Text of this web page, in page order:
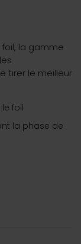
la gamme
tirer le meilleur
foil
la phase de